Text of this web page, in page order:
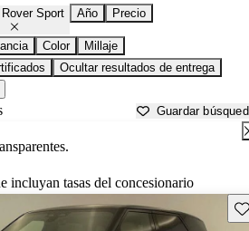
Rover Sport Año Precio
Color
Millaje
Ocultar resultados de entrega
Guardar
incluyan tasas del concesionario